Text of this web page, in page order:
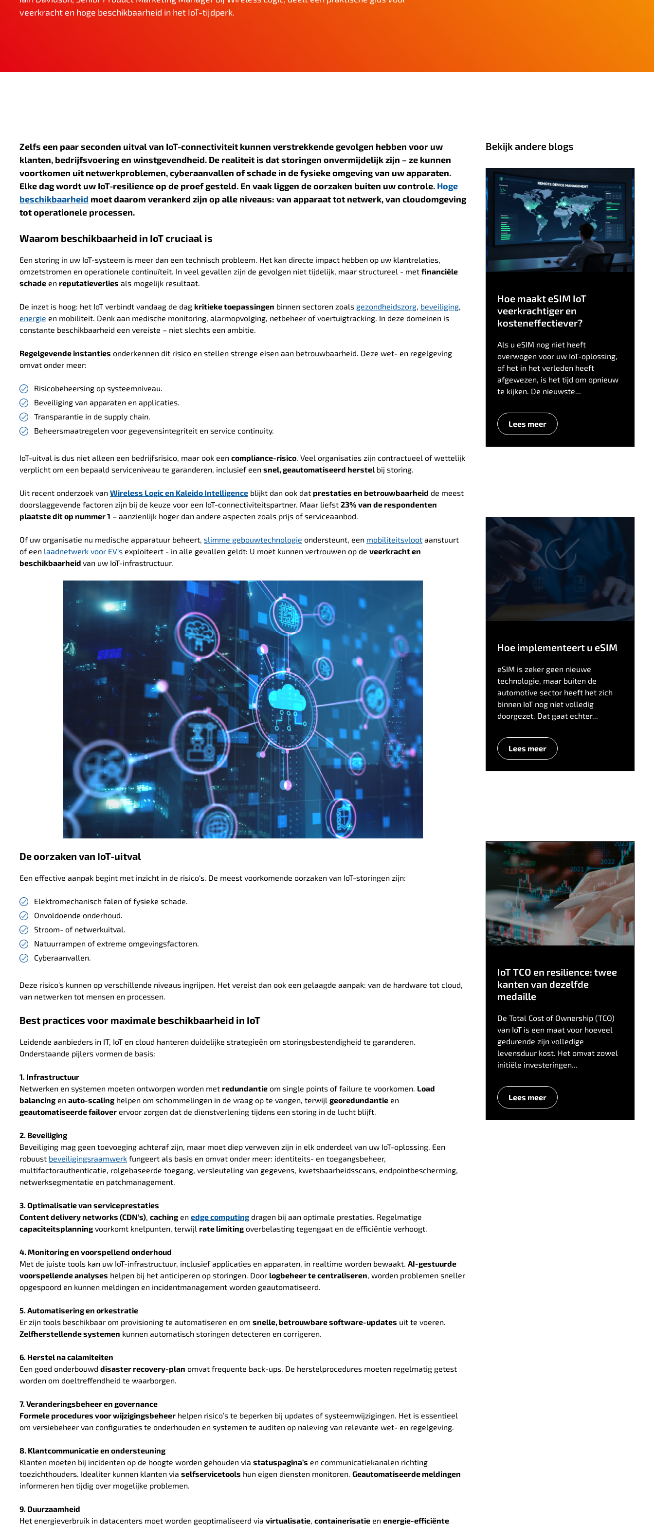
veerkracht en hoge beschikbaarheid in het IoT-tijdperk.
Zelfs een paar seconden uitval van IoT-connectiviteit kunnen verstrekkende gevolgen hebben voor uw
klanten, bedrijfsvoering en winstgevendheid. De realiteit is dat storingen onvermijdelijk zijn – ze kunnen
voortkomen uit netwerkproblemen, cyberaanvallen of schade in de fysieke omgeving van uw apparaten.
Elke dag wordt uw IoT-resilience op de proef gesteld. En vaak liggen de oorzaken buiten uw controle. Hoge
beschikbaarheid moet daarom verankerd zijn op alle niveaus: van apparaat tot netwerk, van cloudomgeving
tot operationele processen.
Waarom beschikbaarheid in IoT cruciaal is
Een storing in uw IoT-systeem is meer dan een technisch probleem. Het kan directe impact hebben op uw klantrelaties,
omzetstromen en operationele continuïteit. In veel gevallen zijn de gevolgen niet tijdelijk, maar structureel - met financiële
schade en reputatieverlies als mogelijk resultaat.
De inzet is hoog: het IoT verbindt vandaag de dag kritieke toepassingen binnen sectoren zoals gezondheidszorg, beveiliging,
energie en mobiliteit. Denk aan medische monitoring, alarmopvolging, netbeheer of voertuigtracking. In deze domeinen is
constante beschikbaarheid een vereiste – niet slechts een ambitie.
Regelgevende instanties onderkennen dit risico en stellen strenge eisen aan betrouwbaarheid. Deze wet- en regelgeving
omvat onder meer:
Risicobeheersing op systeemniveau.
Beveiliging van apparaten en applicaties.
Transparantie in de supply chain.
Beheersmaatregelen voor gegevensintegriteit en service continuity.
IoT-uitval is dus niet alleen een bedrijfsrisico, maar ook een compliance-risico. Veel organisaties zijn contractueel of wettelijk
verplicht om een bepaald serviceniveau te garanderen, inclusief een snel, geautomatiseerd herstel bij storing.
Uit recent onderzoek van Wireless Logic en Kaleido Intelligence blijkt dan ook dat prestaties en betrouwbaarheid de meest
doorslaggevende factoren zijn bij de keuze voor een IoT-connectiviteitspartner. Maar liefst 23% van de respondenten
plaatste dit op nummer 1 – aanzienlijk hoger dan andere aspecten zoals prijs of serviceaanbod.
Of uw organisatie nu medische apparatuur beheert, slimme gebouwtechnologie ondersteunt, een mobiliteitsvloot aanstuurt
of een laadnetwerk voor EV's exploiteert - in alle gevallen geldt: U moet kunnen vertrouwen op de veerkracht en
beschikbaarheid van uw IoT-infrastructuur.
De oorzaken van IoT-uitval
Een effective aanpak begint met inzicht in de risico's. De meest voorkomende oorzaken van IoT-storingen zijn:
Elektromechanisch falen of fysieke schade.
Onvoldoende onderhoud.
Stroom- of netwerkuitval.
Natuurrampen of extreme omgevingsfactoren.
Cyberaanvallen.
Deze risico's kunnen op verschillende niveaus ingrijpen. Het vereist dan ook een gelaagde aanpak: van de hardware tot cloud,
van netwerken tot mensen en processen.
Best practices voor maximale beschikbaarheid in IoT
Leidende aanbieders in IT, IoT en cloud hanteren duidelijke strategieën om storingsbestendigheid te garanderen.
Onderstaande pijlers vormen de basis:
1. Infrastructuur
Netwerken en systemen moeten ontworpen worden met redundantie om single points of failure te voorkomen. Load
balancing en auto-scaling helpen om schommelingen in de vraag op te vangen, terwijl georedundantie en
geautomatiseerde failover ervoor zorgen dat de dienstverlening tijdens een storing in de lucht blijft.
2. Beveiliging
Beveiliging mag geen toevoeging achteraf zijn, maar moet diep verweven zijn in elk onderdeel van uw IoT-oplossing. Een
robuust beveiligingsraamwerk fungeert als basis en omvat onder meer: identiteits- en toegangsbeheer,
multifactorauthenticatie, rolgebaseerde toegang, versleuteling van gegevens, kwetsbaarheidsscans, endpointbescherming,
netwerksegmentatie en patchmanagement.
3. Optimalisatie van serviceprestaties
Content delivery networks (CDN’s), caching en edge computing dragen bij aan optimale prestaties. Regelmatige
capaciteitsplanning voorkomt knelpunten, terwijl rate limiting overbelasting tegengaat en de efficiëntie verhoogt.
4. Monitoring en voorspellend onderhoud
Met de juiste tools kan uw IoT-infrastructuur, inclusief applicaties en apparaten, in realtime worden bewaakt. AI-gestuurde
voorspellende analyses helpen bij het anticiperen op storingen. Door logbeheer te centraliseren, worden problemen sneller
opgespoord en kunnen meldingen en incidentmanagement worden geautomatiseerd.
5. Automatisering en orkestratie
Er zijn tools beschikbaar om provisioning te automatiseren en om snelle, betrouwbare software-updates uit te voeren.
Zelfherstellende systemen kunnen automatisch storingen detecteren en corrigeren.
6. Herstel na calamiteiten
Een goed onderbouwd disaster recovery-plan omvat frequente back-ups. De herstelprocedures moeten regelmatig getest
worden om doeltreffendheid te waarborgen.
7. Veranderingsbeheer en governance
Formele procedures voor wijzigingsbeheer helpen risico’s te beperken bij updates of systeemwijzigingen. Het is essentieel
om versiebeheer van configuraties te onderhouden en systemen te auditen op naleving van relevante wet- en regelgeving.
8. Klantcommunicatie en ondersteuning
Klanten moeten bij incidenten op de hoogte worden gehouden via statuspagina’s en communicatiekanalen richting
toezichthouders. Idealiter kunnen klanten via selfservicetools hun eigen diensten monitoren. Geautomatiseerde meldingen
informeren hen tijdig over mogelijke problemen.
9. Duurzaamheid
Het energieverbruik in datacenters moet worden geoptimaliseerd via virtualisatie, containerisatie en energie-efficiënte
Bekijk andere blogs
Hoe maakt eSIM IoT
veerkrachtiger en
kosteneffectiever?
Als u eSIM nog niet heeft
overwogen voor uw IoT-oplossing,
of het in het verleden heeft
afgewezen, is het tijd om opnieuw
te kijken. De nieuwste...
Lees meer
Hoe implementeert u eSIM
eSIM is zeker geen nieuwe
technologie, maar buiten de
automotive sector heeft het zich
binnen IoT nog niet volledig
doorgezet. Dat gaat echter...
Lees meer
IoT TCO en resilience: twee
kanten van dezelfde
medaille
De Total Cost of Ownership (TCO)
van IoT is een maat voor hoeveel
gedurende zijn volledige
levensduur kost. Het omvat zowel
initiële investeringen...
Lees meer